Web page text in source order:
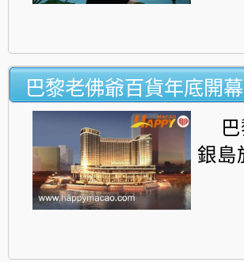
巴黎老佛爺百貨年底開幕
銀